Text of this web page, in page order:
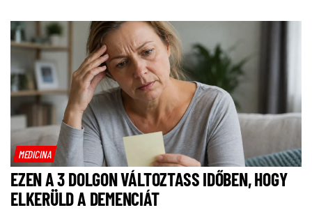
MEDICINA
EZEN A 3 DOLGON VÁLTOZTASS IDŐBEN, HOGY
ELKERÜLD A DEMENCIÁT